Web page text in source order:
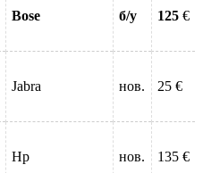
Bose б/у 125 €
Jabra нов. 25 €
Hp нов. 135 €